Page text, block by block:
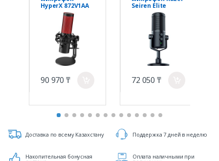
HyperX 872V1AA
QuadCast 2 на
подставке
черный
90 970 ₸
Seiren Elite
72 050 ₸
Доставка по всему Казахстану Поддержка 7 дней в неделю
Накопительная бонусная Оплата наличными при